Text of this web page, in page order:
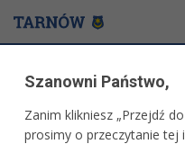
Siatkówka: Grupa Azoty PWSZ Tarnów vs
WARTO ZOBACZYĆ
Szanowni Państwo,
Zanim klikniesz „Przejdź
prosimy o przeczytanie tej